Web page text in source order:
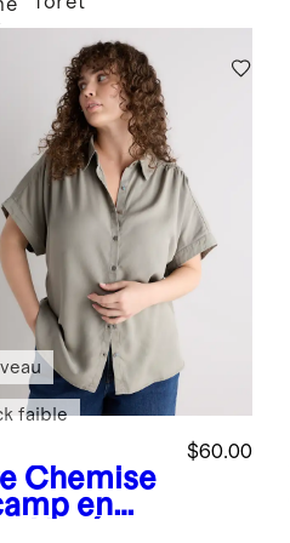
Chemise
en
$60.00
faible